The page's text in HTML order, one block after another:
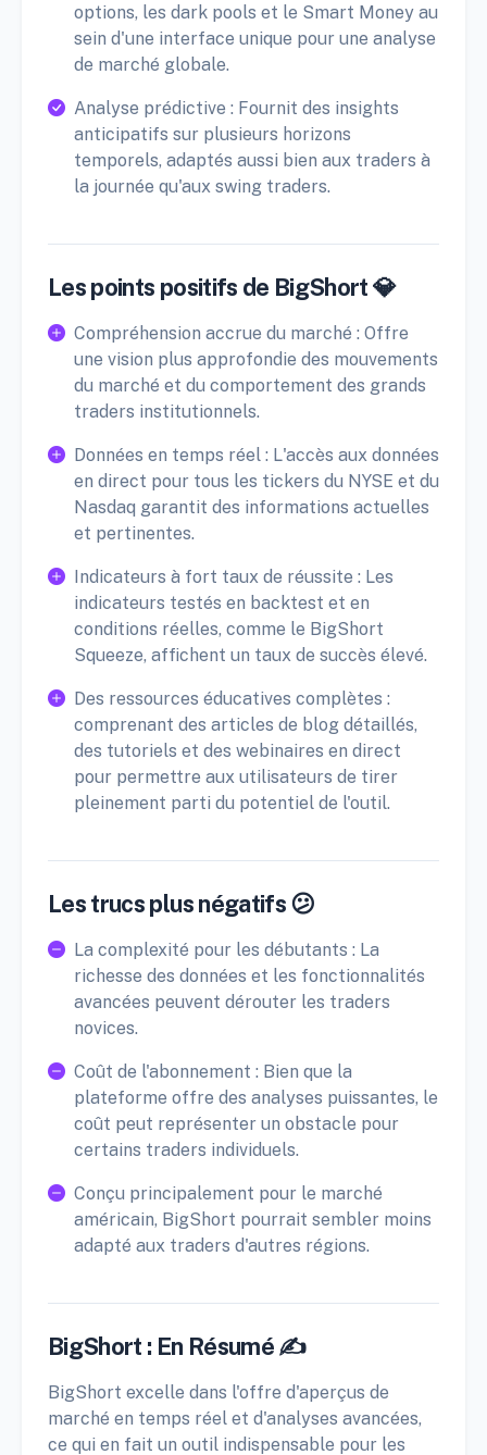
options, les dark pools et le Smart Money au
sein d'une interface unique pour une analyse
de marché globale.
Analyse prédictive : Fournit des insights
anticipatifs sur plusieurs horizons
temporels, adaptés aussi bien aux traders à
la journée qu'aux swing traders.
Les points positifs de BigShort 💎
Compréhension accrue du marché : Offre
une vision plus approfondie des mouvements
du marché et du comportement des grands
traders institutionnels.
Données en temps réel : L'accès aux données
en direct pour tous les tickers du NYSE et du
Nasdaq garantit des informations actuelles
et pertinentes.
Indicateurs à fort taux de réussite : Les
indicateurs testés en backtest et en
conditions réelles, comme le BigShort
Squeeze, affichent un taux de succès élevé.
Des ressources éducatives complètes :
comprenant des articles de blog détaillés,
des tutoriels et des webinaires en direct
pour permettre aux utilisateurs de tirer
pleinement parti du potentiel de l'outil.
Les trucs plus négatifs 😕
La complexité pour les débutants : La
richesse des données et les fonctionnalités
avancées peuvent dérouter les traders
novices.
Coût de l'abonnement : Bien que la
plateforme offre des analyses puissantes, le
coût peut représenter un obstacle pour
certains traders individuels.
Conçu principalement pour le marché
américain, BigShort pourrait sembler moins
adapté aux traders d'autres régions.
BigShort : En Résumé ✍️
BigShort excelle dans l'offre d'aperçus de
marché en temps réel et d'analyses avancées,
ce qui en fait un outil indispensable pour les